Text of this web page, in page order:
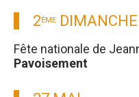
2ÈME
Fête nationale de
Pavoisement